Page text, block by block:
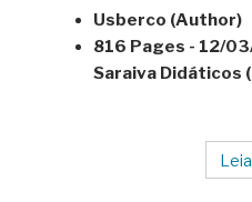
Usberco (Author)
816 Pages - 12/
Saraiva Didáticos